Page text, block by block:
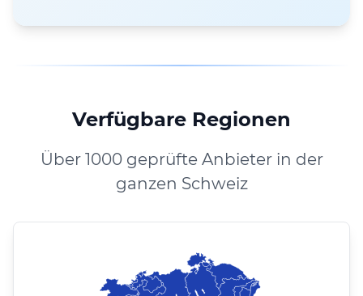
Verfügbare Regionen
Über 1000 geprüfte Anbieter in der
ganzen Schweiz